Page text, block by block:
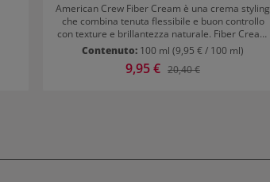
American Crew Fiber Cream è una crema styling
che combina tenuta flessibile e buon controllo
con texture e brillantezza naturale. Fiber Cream
è ideale per capelli corti e di media lunghezza.
Modo d'uso di American Crew Fiber Cream
Applicare sui capelli tamponati e asciutti e
Contenuto: 100 ml (9,95 € / 100 ml)
Prezzo di vendita:
9,95 € Prezzo normale:
20,40 €